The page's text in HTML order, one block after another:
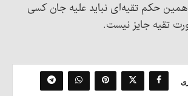
حکم تقیه‌ای نباید علیه جان کسی
تقیه جایز نیست.